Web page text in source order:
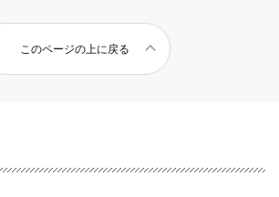
このページの上に戻る